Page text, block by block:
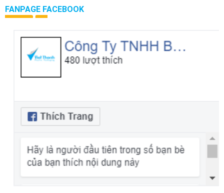
FANPAGE FACEBOOK